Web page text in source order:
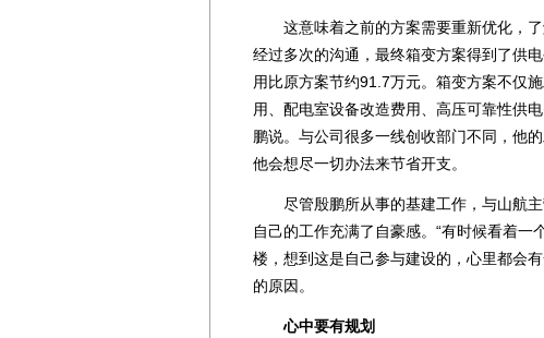
这意味着之前的方案需要重新优化，了
经过多次的沟通，最终箱变方案得到了供
用比原方案节约91.7万元。箱变方案不仅
用、配电室设备改造费用、高压可靠性供
鹏说。与公司很多一线创收部门不同，他
他会想尽一切办法来节省开支。
尽管殷鹏所从事的基建工作，与山航主
自己的工作充满了自豪感。“有时候看着
楼，想到这是自己参与建设的，心里都会
的原因。
心中要有规划